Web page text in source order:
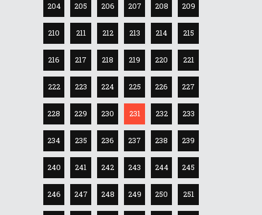
204 205 206 207 208 209
210 211 212 213 214 215
216 217 218 219 220 221
222 223 224 225 226 227
228 229 230 231 232 233
234 235 236 237 238 239
240 241 242 243 244 245
246 247 248 249 250 251